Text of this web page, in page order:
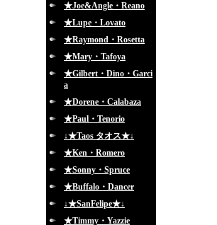
★Joe&Angle・Reano
★Lupe・Lovato
★Raymond・Rosetta
★Mary・Tafoya
★Gilbert・Dino・Garci
a
★Dorene・Calabaza
★Paul・Tenorio
↓★Taos タオス★↓
★Ken・Romero
★Sonny・Spruce
★Buffalo・Dancer
↓★SanFelipe★↓
★Timmy・Yazzie